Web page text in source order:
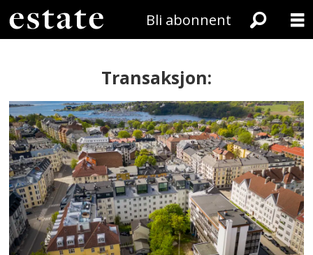
Bli abonnent
Transaksjon: